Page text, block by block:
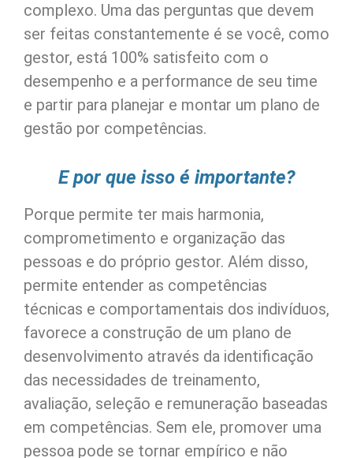
complexo. Uma das perguntas que devem
ser feitas constantemente é se você, como
gestor, está 100% satisfeito com o
desempenho e a performance de seu time
e partir para planejar e montar um plano de
gestão por competências.
E por que isso é importante?
Porque permite ter mais harmonia,
comprometimento e organização das
pessoas e do próprio gestor. Além disso,
permite entender as competências
técnicas e comportamentais dos indivíduos,
favorece a construção de um plano de
desenvolvimento através da identificação
das necessidades de treinamento,
avaliação, seleção e remuneração baseadas
em competências. Sem ele, promover uma
pessoa pode se tornar empírico e não